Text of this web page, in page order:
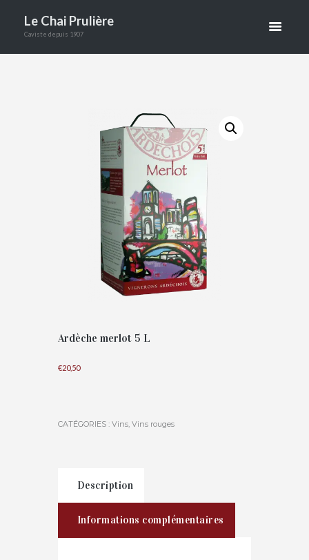
MERLOT 5 L
VINS
Le Chai Prulière
Caviste depuis 1907
Ardèche merlot 5 L
€20,50
CATÉGORIES : Vins, Vins rouges
Description
Informations complémentaires